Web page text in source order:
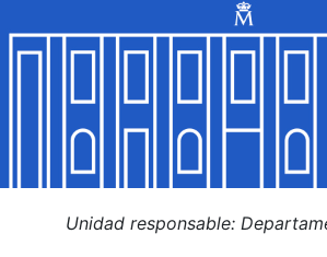
Mostrar/Ocultar
Mostrar/Ocultar
Mostrar/Ocultar
Unidad responsable: